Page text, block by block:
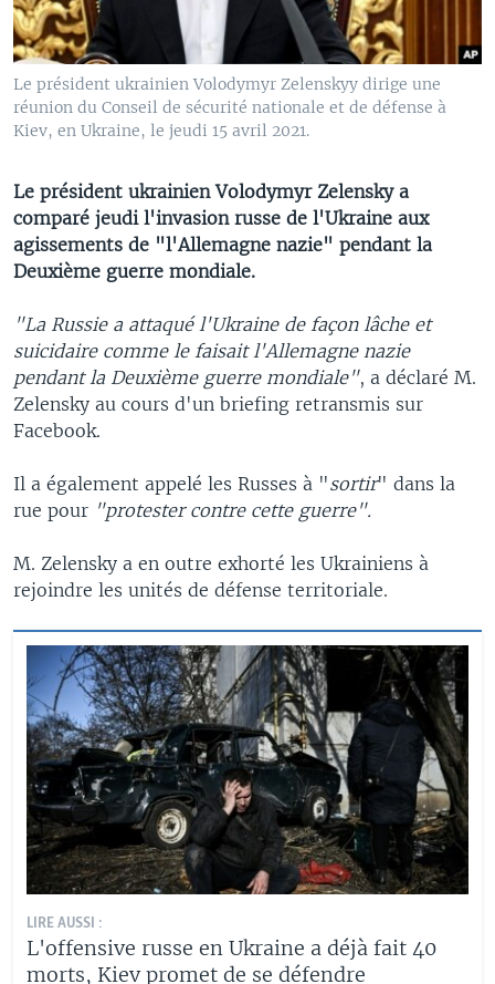
Le président ukrainien Volodymyr Zelenskyy dirige une
réunion du Conseil de sécurité nationale et de défense à
Kiev, en Ukraine, le jeudi 15 avril 2021.
Le président ukrainien Volodymyr Zelensky a
comparé jeudi l'invasion russe de l'Ukraine aux
agissements de "l'Allemagne nazie" pendant la
Deuxième guerre mondiale.
"La Russie a attaqué l'Ukraine de façon lâche et
suicidaire comme le faisait l'Allemagne nazie
pendant la Deuxième guerre mondiale", a déclaré M.
Zelensky au cours d'un briefing retransmis sur
Facebook.
Il a également appelé les Russes à "sortir" dans la
rue pour "protester contre cette guerre".
M. Zelensky a en outre exhorté les Ukrainiens à
rejoindre les unités de défense territoriale.
LIRE AUSSI :
L'offensive russe en Ukraine a déjà fait 40
morts, Kiev promet de se défendre